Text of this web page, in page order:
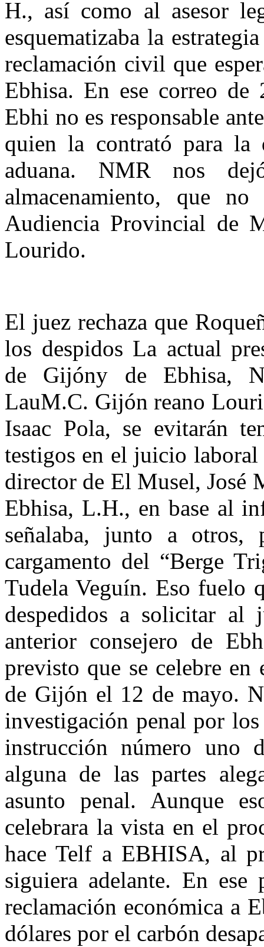
H., así como al asesor
esquematizaba la
reclamación civil que
Ebhisa. En ese correo de
Ebhi no es responsable
quien la contrató para la
aduana. NMR nos
almacenamiento, que
Audiencia Provincial de
Lourido.
El juez rechaza que
los despidos La actual
de Gijóny de Ebhisa,
LauM.C. Gijón reano
Isaac Pola, se evitarán
testigos en el juicio
director de El Musel, José
Ebhisa, L.H., en base al
señalaba, junto a
cargamento del “Berge
Tudela Veguín. Eso fuelo
despedidos a solicitar al
anterior consejero de
previsto que se celebre
de Gijón el 12 de mayo.
investigación penal por
instrucción número uno
alguna de las partes
asunto penal. Aunque
celebrara la vista en el
hace Telf a EBHISA, al
siguiera adelante. En
reclamación económica a
dólares por el carbón